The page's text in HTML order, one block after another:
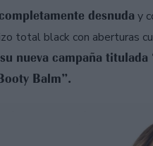
desnuda y
total black con aberturas
nueva campaña
Balm”.